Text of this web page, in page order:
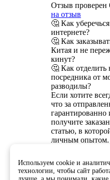
Отзыв проверен
на отзыв
🤔 Как
интернете?
🤔 Как
Китая и не
кинут?
🤔 Как отделить
посредника от
разводилы?
Если хотите
что за
получите
статью, в
личным опытом.
Служба
8 800 222-
Используем cookie и
технологии, чтобы сайт